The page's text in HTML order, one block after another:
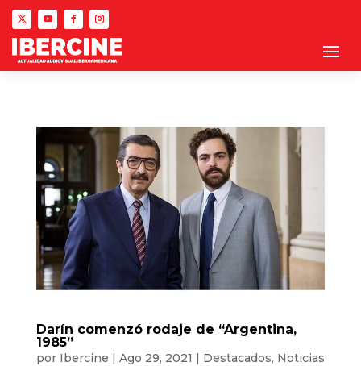
Darín comenzó rodaje de “Argentina,
1985”
por Ibercine | Ago 29, 2021 | Destacados, Noticias